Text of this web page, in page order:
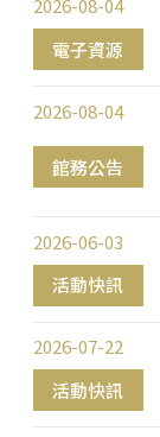
電子資源
2026-08-04
館務公告
2026-08-04
活動快訊
2026-06-03
活動快訊
2026-07-22